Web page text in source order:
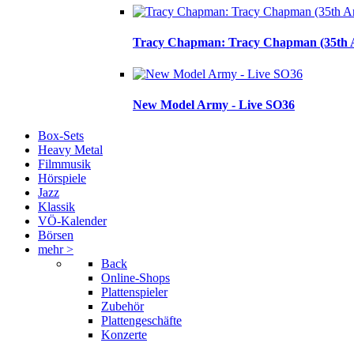
Tracy Chapman: Tracy Chapman (35th
New Model Army - Live SO36
Box-Sets
Heavy Metal
Filmmusik
Hörspiele
Jazz
Klassik
VÖ-Kalender
Börsen
mehr >
Back
Online-Shops
Plattenspieler
Zubehör
Plattengeschäfte
Konzerte